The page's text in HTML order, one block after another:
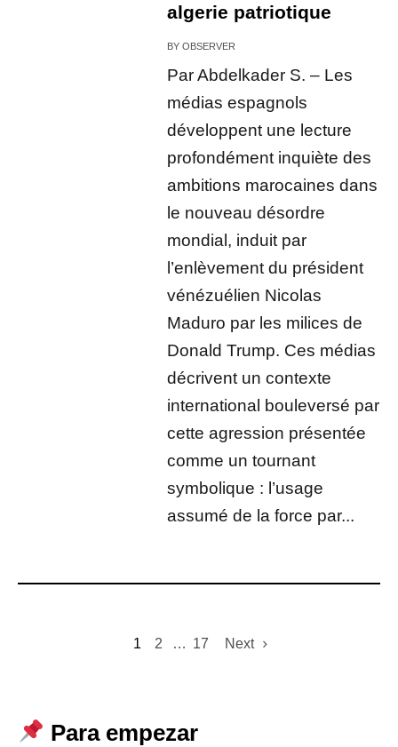
algerie patriotique
BYOBSERVER
Par Abdelkader S. – Les
médias espagnols
développent une lecture
profondément inquiète des
ambitions marocaines dans
le nouveau désordre
mondial, induit par
l’enlèvement du président
vénézuélien Nicolas
Maduro par les milices de
Donald Trump. Ces médias
décrivent un contexte
international bouleversé par
cette agression présentée
comme un tournant
symbolique : l’usage
assumé de la force par...
1 2 … 17 Next
Para empezar